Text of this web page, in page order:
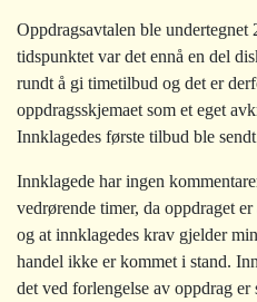
Oppdragsavtalen ble undertegnet
tidspunktet var det ennå en del
rundt å gi timetilbud og det er
oppdragsskjemaet som et eget
Innklagedes første tilbud ble
Innklagede har ingen
vedrørende timer, da oppdraget
og at innklagedes krav gjelder
handel ikke er kommet i stand.
det ved forlengelse av oppdrag